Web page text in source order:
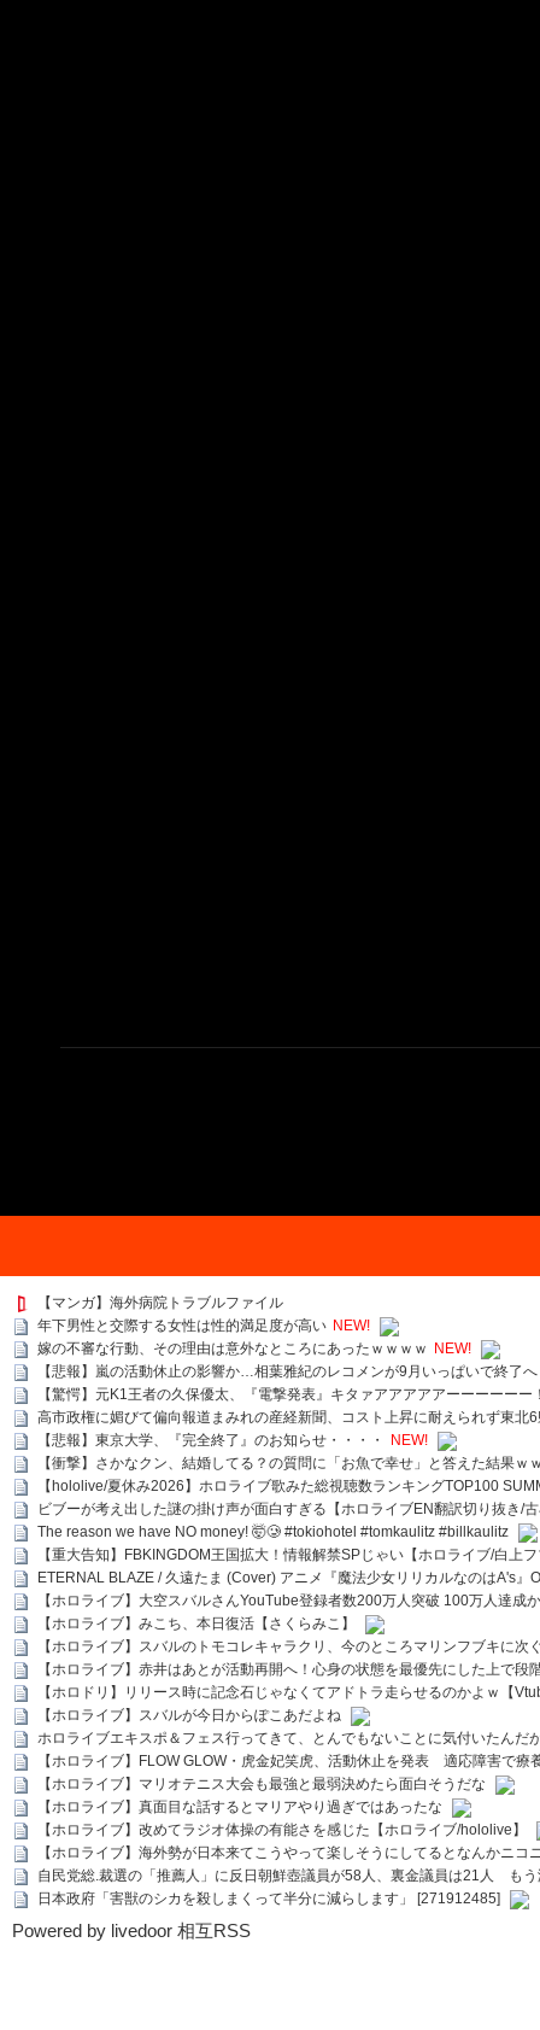
【マンガ】海外病院トラブルファイル
年下男性と交際する女性は性的満足度が高い NEW!
嫁の不審な行動、その理由は意外なところにあったｗｗｗｗ
NEW!
【悲報】嵐の活動休止の影響か…相葉雅紀のレコメンが9月いっぱいで終了へ
【驚愕】元K1王者の久保優太、『電撃発表』キタァアアアアアーーーーーー
高市政権に媚びて偏向報道まみれの産経新聞、コスト上昇に耐えられず東北
【悲報】東京大学、『完全終了』のお知らせ・・・・
NEW!
【衝撃】さかなクン、結婚してる？の質問に「お魚で幸せ」と答えた結果ｗ
【hololive/夏休み2026】ホロライブ歌みた総視聴数ランキングTOP100
ビブーが考え出した謎の掛け声が面白すぎる【ホロライブEN翻訳切り抜き/
The reason we have NO money! 🤯🥲 #tokiohotel #tomkaulitz #billkaulitz
【重大告知】FBKINGDOM王国拡大！情報解禁SPじゃい【ホロライブ/白上
ETERNAL BLAZE / 久遠たま (Cover) アニメ『魔法少女リリカルなのはA's』
【ホロライブ】大空スバルさんYouTube登録者数200万人突破 100万人達成
【ホロライブ】みこち、本日復活【さくらみこ】
【ホロライブ】スバルのトモコレキャラクリ、今のところマリンフブキに
【ホロライブ】赤井はあとが活動再開へ！心身の状態を最優先にした上で段
【ホロドリ】リリース時に記念石じゃなくてアドトラ走らせるのかよｗ【
【ホロライブ】スバルが今日からぽこあだよね
ホロライブエキスポ＆フェス行ってきて、とんでもないことに気付いたんだ
【ホロライブ】FLOW GLOW・虎金妃笑虎、活動休止を発表 適応障害で療
【ホロライブ】マリオテニス大会も最強と最弱決めたら面白そうだな
【ホロライブ】真面目な話するとマリアやり過ぎではあったな
【ホロライブ】改めてラジオ体操の有能さを感じた【ホロライブ/hololive】
【ホロライブ】海外勢が日本来てこうやって楽しそうにしてるとなんかニコ
自民党総.裁選の「推薦人」に反日朝鮮壺議員が58人、裏金議員は21人 も
日本政府「害獣のシカを殺しまくって半分に減らします」 [271912485]
Powered by livedoor 相互RSS